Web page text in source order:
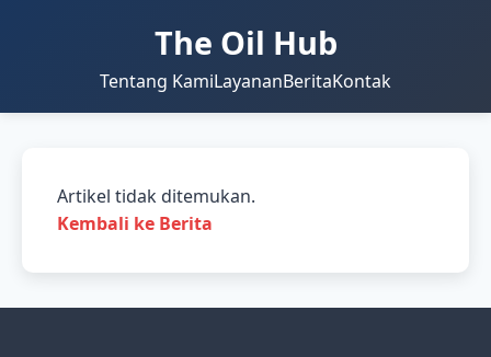
The Oil Hub
Tentang KamiLayananBeritaKontak
Artikel tidak ditemukan.
Kembali ke Berita